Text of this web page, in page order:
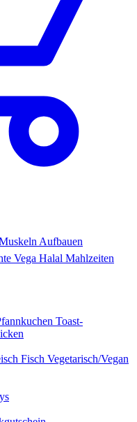
Aufbauen
Vega Halal Mahlzeiten
Toast-
Fisch Vegetarisch/Vegan